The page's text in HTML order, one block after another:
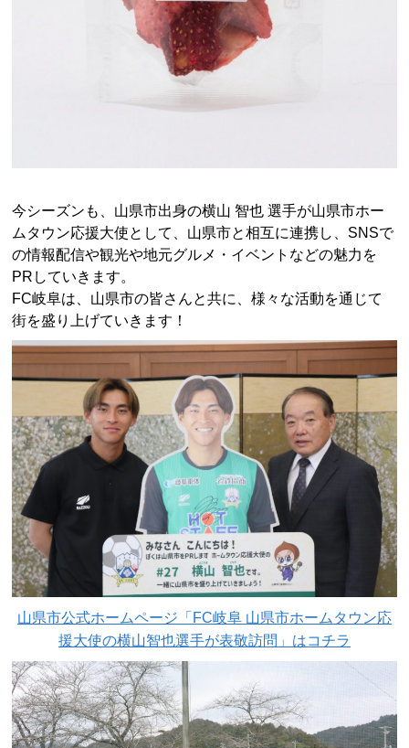
今シーズンも、 山県市出身の横山 智也 選手が山県市ホー
ムタウン応援大使として、山県市と相互に連携し、SNSで
の情報配信や観光や地元グルメ・イベントなどの魅力を
PRしていきます。
FC岐阜は、山県市の皆さんと共に、様々な活動を通じて
街を盛り上げていきます！
山県市公式ホームページ「FC岐阜 山県市ホームタウン応
援大使の横山智也選手が表敬訪問」はコチラ